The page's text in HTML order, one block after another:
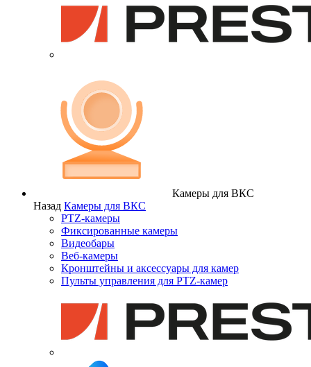
Камеры для ВКС
Назад Камеры для ВКС
PTZ-камеры
Фиксированные камеры
Видеобары
Веб-камеры
Кронштейны и аксессуары для камер
Пульты управления для PTZ-камер